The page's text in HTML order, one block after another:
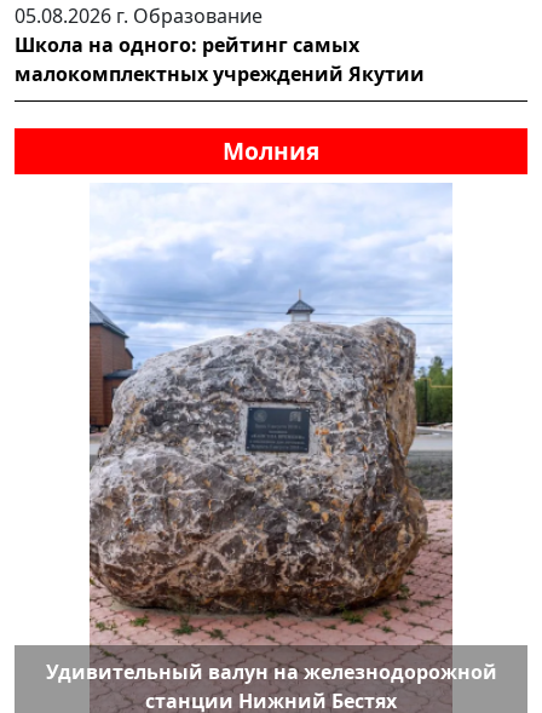
05.08.2026 г. Образование
Школа на одного: рейтинг самых
малокомплектных учреждений Якутии
Молния
Удивительный валун на железнодорожной
станции Нижний Бестях